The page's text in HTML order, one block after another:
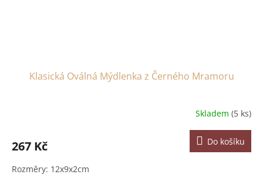
Klasická Oválná Mýdlenka z Černého Mramoru
Skladem (5 ks)
267 Kč Do košíku
Rozměry: 12x9x2cm